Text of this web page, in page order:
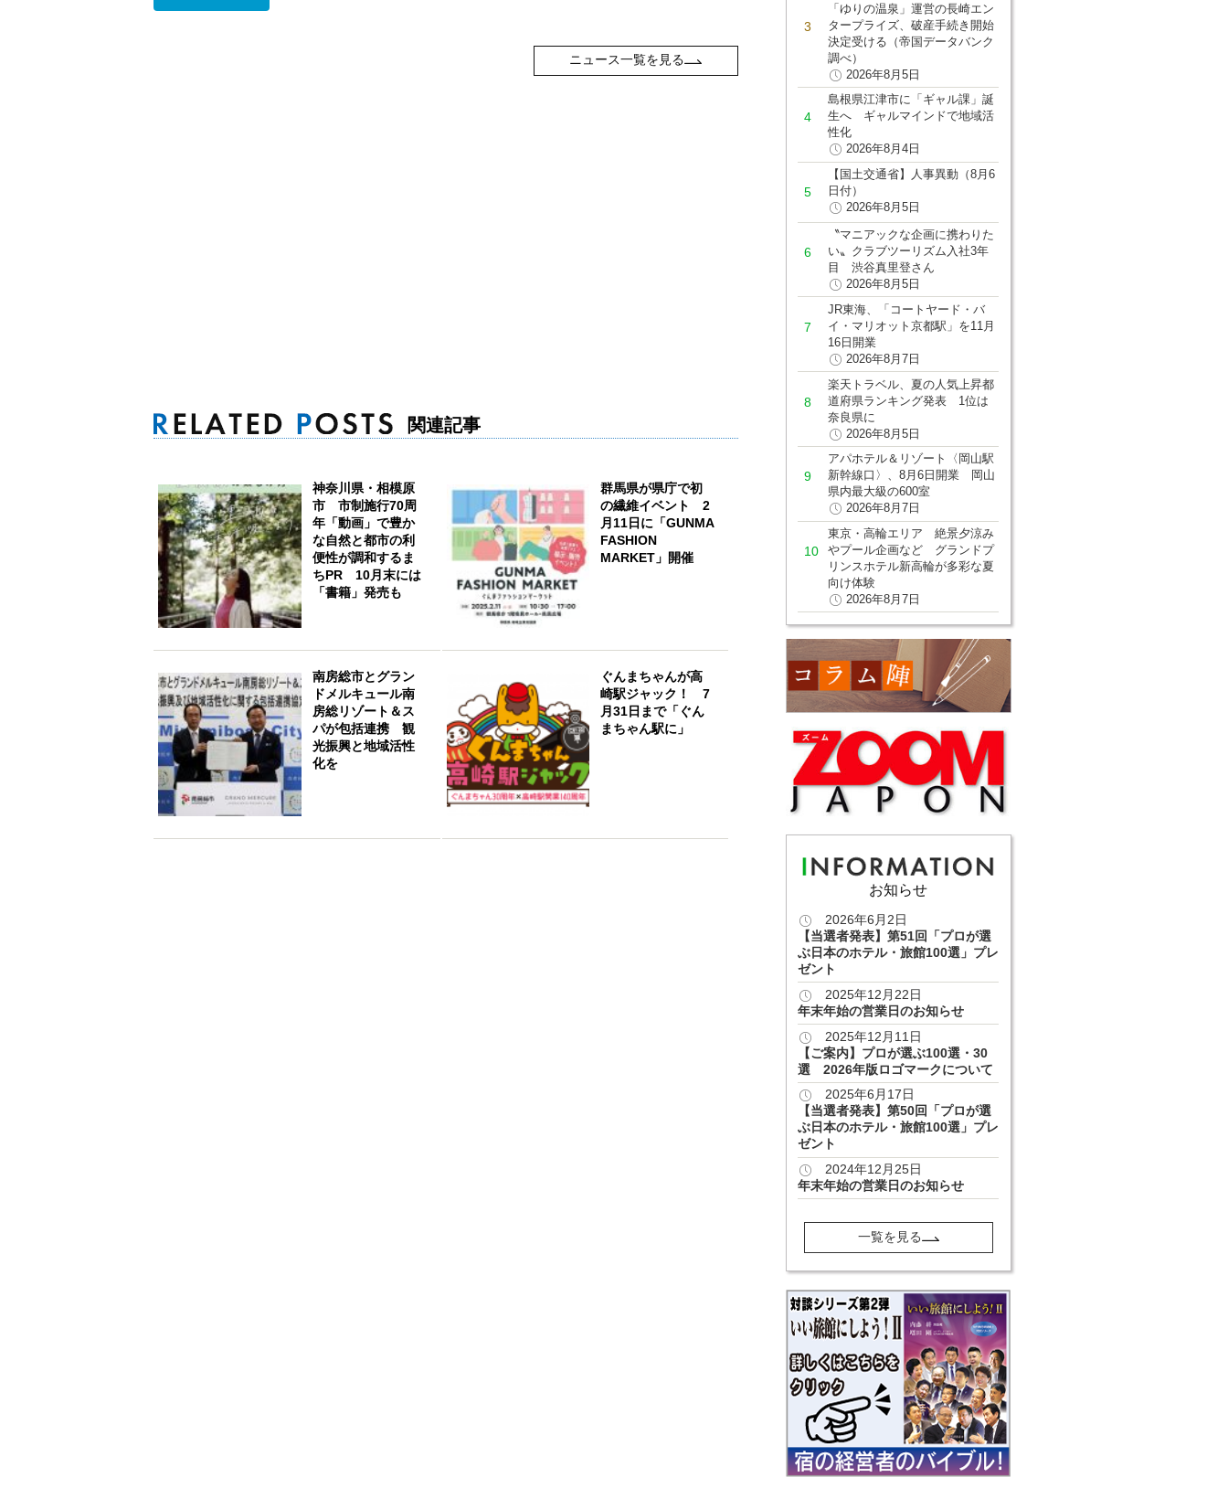
ニュース一覧を見る
関連記事
神奈川県・相模原
市 市制施行70周
年「動画」で豊か
な自然と都市の利
便性が調和するま
ちPR 10月末には
「書籍」発売も
群馬県が県庁で初
の繊維イベント 2
月11日に「GUNMA
FASHION
MARKET」開催
南房総市とグラン
ドメルキュール南
房総リゾート＆ス
パが包括連携 観
光振興と地域活性
化を
ぐんまちゃんが高
崎駅ジャック！ 7
月31日まで「ぐん
まちゃん駅に」
「ゆりの温泉」運営の長崎エン
タープライズ、破産手続き開始
決定受ける（帝国データバンク
調べ）
2026年8月5日
島根県江津市に「ギャル課」誕
生へ ギャルマインドで地域活
性化
2026年8月4日
【国土交通省】人事異動（8月6
日付）
2026年8月5日
〝マニアックな企画に携わりた
い〟クラブツーリズム入社3年
目 渋谷真里登さん
2026年8月5日
JR東海、「コートヤード・バ
イ・マリオット京都駅」を11月
16日開業
2026年8月7日
楽天トラベル、夏の人気上昇都
道府県ランキング発表 1位は
奈良県に
2026年8月5日
アパホテル＆リゾート〈岡山駅
新幹線口〉、8月6日開業 岡山
県内最大級の600室
2026年8月7日
東京・高輪エリア 絶景夕涼み
やプール企画など グランドプ
リンスホテル新高輪が多彩な夏
向け体験
2026年8月7日
お知らせ
2026年6月2日
【当選者発表】第51回「プロが選
ぶ日本のホテル・旅館100選」プレ
ゼント
2025年12月22日
年末年始の営業日のお知らせ
2025年12月11日
【ご案内】プロが選ぶ100選・30
選 2026年版ロゴマークについて
2025年6月17日
【当選者発表】第50回「プロが選
ぶ日本のホテル・旅館100選」プレ
ゼント
2024年12月25日
年末年始の営業日のお知らせ
一覧を見る